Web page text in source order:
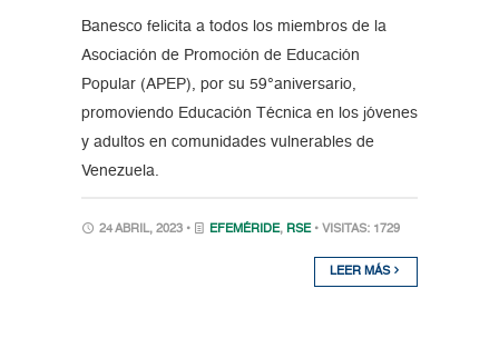
Banesco felicita a todos los miembros de la
Asociación de Promoción de Educación
Popular (APEP), por su 59°aniversario,
promoviendo Educación Técnica en los jóvenes
y adultos en comunidades vulnerables de
Venezuela.
24 ABRIL, 2023 • EFEMÉRIDE, RSE • VISITAS: 1729
LEER MÁS